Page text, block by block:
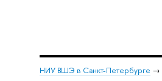
НИУ ВШЭ в Санкт-Петербурге →